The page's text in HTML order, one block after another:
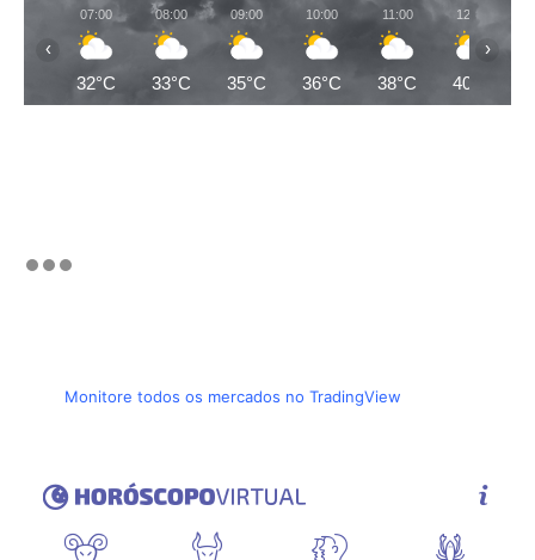
07:00
32°C
08:00
33°C
09:00
35°C
10:00
36°C
11:00
38°C
12:00
40°C
‹ ›
Monitore todos os mercados no TradingView